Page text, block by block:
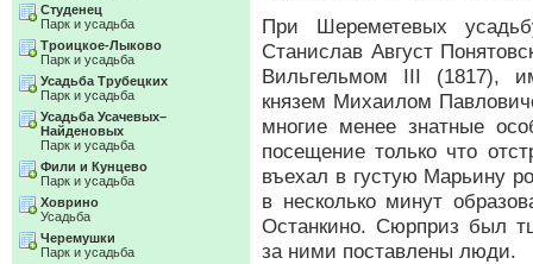
При Шереметевых
Станислав Август
Вильгельмом III (1817),
князем Михаилом
многие менее знатные
посещение только что
въехал в густую Марьину
в несколько минут
Останкино. Сюрприз был
за ними поставлены люди.
Студенец
Парк и усадьба
Троицкое-Лыково
Парк и усадьба
Усадьба Трубецких
Парк и усадьба
Усадьба Усачевых–
Найденовых
Парк и усадьба
Фили и Кунцево
Парк и усадьба
Ховрино
Усадьба
Черемушки
Парк и усадьба